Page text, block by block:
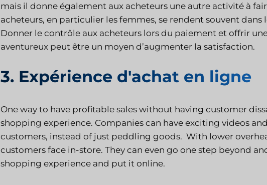
mais il donne également aux acheteurs une autre activité à
acheteurs, en particulier les femmes, se rendent souvent
Donner le contrôle aux acheteurs lors du paiement et offrir
aventureux peut être un moyen d’augmenter la satisfaction.
3. Expérience d'achat en ligne
One way to have profitable sales without having customer
shopping experience. Companies can have exciting videos
customers, instead of just peddling goods. With lower
customers face in-store. They can even go one step beyond
shopping experience and put it online.